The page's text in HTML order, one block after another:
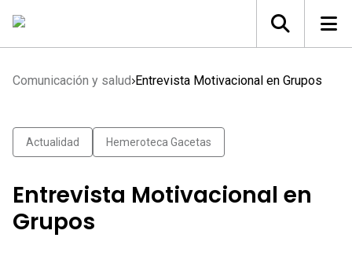
Comunicación y salud Entrevista Motivacional en Grupos
Actualidad Hemeroteca Gacetas
Entrevista Motivacional en
Grupos